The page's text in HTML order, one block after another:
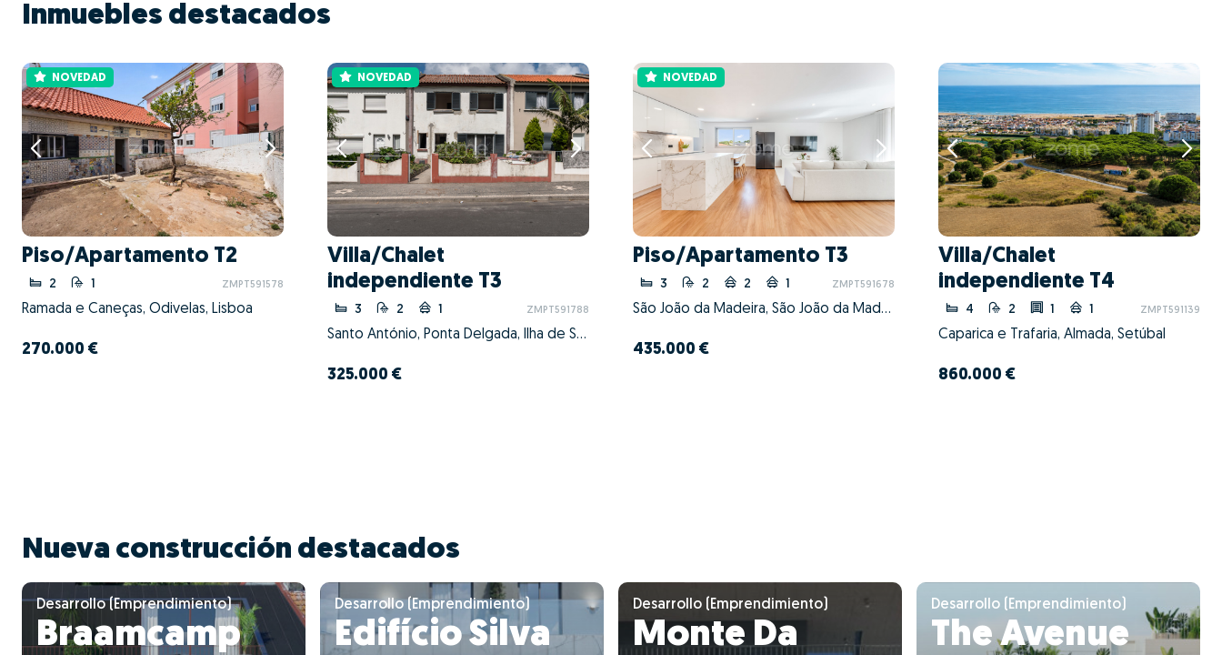
Inmuebles destacados
NOVEDAD
Piso/Apartamento T2
2 1 ZMPT591578
Ramada e Caneças, Odivelas, Lisboa
270.000 €
NOVEDAD
Villa/Chalet
independiente T3
3 2 1 ZMPT591788
Santo António, Ponta Delgada, Ilha de São Miguel
325.000 €
NOVEDAD
Piso/Apartamento T3
3 2 2 1 ZMPT591678
São João da Madeira, São João da Madeira, Aveiro
435.000 €
Villa/Chalet
independiente T4
4 2 1 1 ZMPT591139
Caparica e Trafaria, Almada, Setúbal
860.000 €
Nueva construcción destacados
Desarrollo (Emprendimiento)
Braamcamp
Desarrollo (Emprendimiento)
Edifício Silva
Desarrollo (Emprendimiento)
Monte Da
Desarrollo (Emprendimiento)
The Avenue